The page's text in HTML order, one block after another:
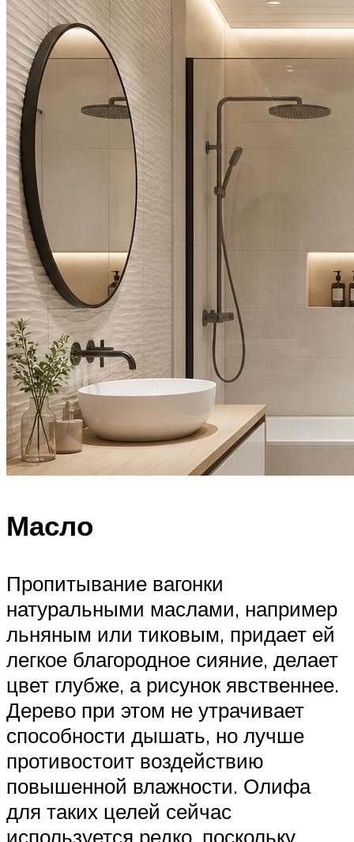
Масло
Пропитывание вагонки
натуральными маслами, например
льняным или тиковым, придает ей
легкое благородное сияние, делает
цвет глубже, а рисунок явственнее.
Дерево при этом не утрачивает
способности дышать, но лучше
противостоит воздействию
повышенной влажности. Олифа
для таких целей сейчас
используется редко, поскольку